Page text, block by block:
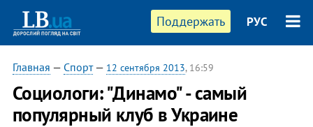
Поддержать РУС
Главная — Спорт— 12 сентября 2013, 16:59
Социологи: "Динамо" - самый
популярный клуб в Украине